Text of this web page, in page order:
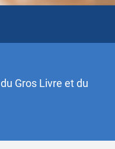
Gros Livre et du